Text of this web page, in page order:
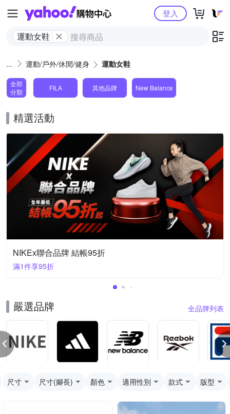
Yahoo購物中心
運動女鞋
登入
運動/戶外/休閒/健身 運動女鞋
全部
分類
FILA 其他品牌 New Balance
精選活動
NIKEx聯合品牌 結帳95折
滿1件享95折
嚴選品牌 全品牌列表
尺寸 尺寸(腳長) 顏色 適用性別 款式 版型